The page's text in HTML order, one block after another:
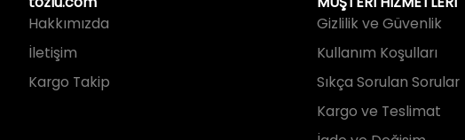
İletişim
Kargo Takip
Kullanım Koşulları